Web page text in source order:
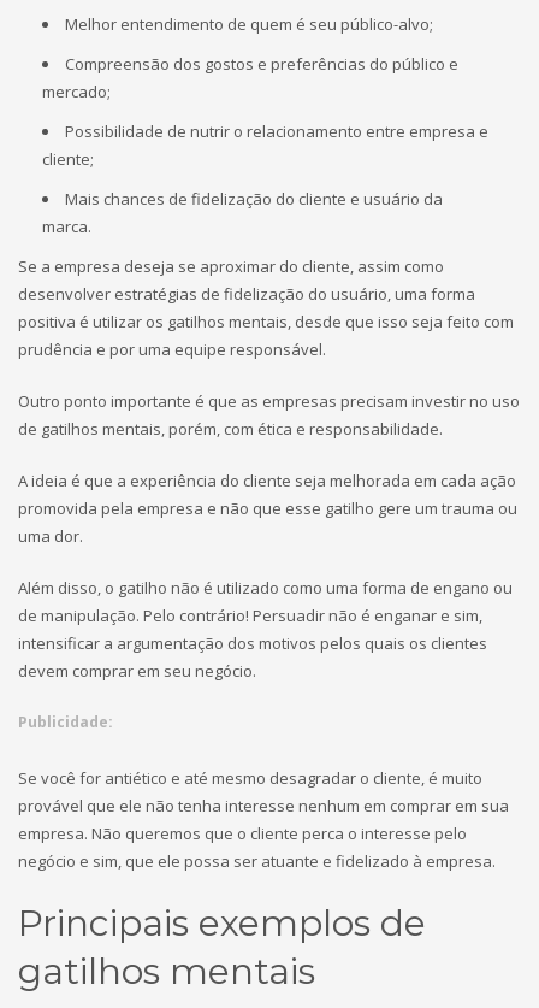
Melhor entendimento de quem é seu público-alvo;
Compreensão dos gostos e preferências do público e
mercado;
Possibilidade de nutrir o relacionamento entre empresa e
cliente;
Mais chances de fidelização do cliente e usuário da
marca.
Se a empresa deseja se aproximar do cliente, assim como
desenvolver estratégias de fidelização do usuário, uma forma
positiva é utilizar os gatilhos mentais, desde que isso seja feito com
prudência e por uma equipe responsável.
Outro ponto importante é que as empresas precisam investir no uso
de gatilhos mentais, porém, com ética e responsabilidade.
A ideia é que a experiência do cliente seja melhorada em cada ação
promovida pela empresa e não que esse gatilho gere um trauma ou
uma dor.
Além disso, o gatilho não é utilizado como uma forma de engano ou
de manipulação. Pelo contrário! Persuadir não é enganar e sim,
intensificar a argumentação dos motivos pelos quais os clientes
devem comprar em seu negócio.
Publicidade:
Se você for antiético e até mesmo desagradar o cliente, é muito
provável que ele não tenha interesse nenhum em comprar em sua
empresa. Não queremos que o cliente perca o interesse pelo
negócio e sim, que ele possa ser atuante e fidelizado à empresa.
Principais exemplos de
gatilhos mentais